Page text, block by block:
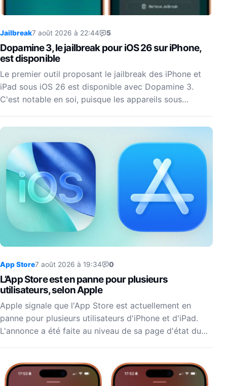
Jailbreak7 août 2026 à 22:44 5
Dopamine 3, le jailbreak pour iOS 26 sur iPhone,
est disponible
Le premier outil proposant le jailbreak des iPhone et
iPad sous iOS 26 est disponible avec Dopamine 3.
C'est notable en soi, puisque les appareils sous…
App Store7 août 2026 à 19:34 0
L’App Store est en panne pour plusieurs
utilisateurs, selon Apple
Apple signale que l'App Store est actuellement en
panne pour plusieurs utilisateurs d'iPhone et d'iPad.
L'annonce a été faite au niveau de sa page d'état du…